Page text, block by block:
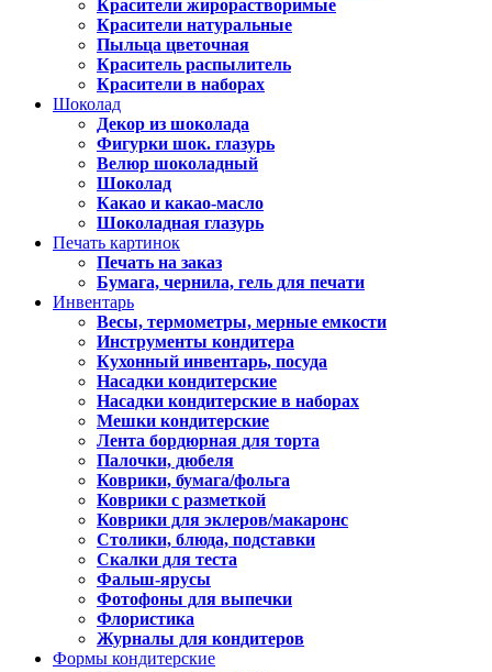
Красители жирорастворимые
Красители натуральные
Пыльца цветочная
Краситель распылитель
Красители в наборах
Шоколад
Декор из шоколада
Фигурки шок. глазурь
Велюр шоколадный
Шоколад
Какао и какао-масло
Шоколадная глазурь
Печать картинок
Печать на заказ
Бумага, чернила, гель для печати
Инвентарь
Весы, термометры, мерные емкости
Инструменты кондитера
Кухонный инвентарь, посуда
Насадки кондитерские
Насадки кондитерские в наборах
Мешки кондитерские
Лента бордюрная для торта
Палочки, дюбеля
Коврики, бумага/фольга
Коврики с разметкой
Коврики для эклеров/макаронс
Столики, блюда, подставки
Скалки для теста
Фальш-ярусы
Фотофоны для выпечки
Флористика
Журналы для кондитеров
Формы кондитерские